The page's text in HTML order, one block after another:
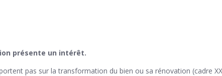
présente un intérêt.
pas sur la transformation du bien ou sa rénovation (cadre